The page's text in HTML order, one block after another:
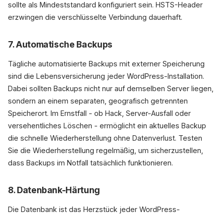
sollte als Mindeststandard konfiguriert sein. HSTS-Header
erzwingen die verschlüsselte Verbindung dauerhaft.
7. Automatische Backups
Tägliche automatisierte Backups mit externer Speicherung
sind die Lebensversicherung jeder WordPress-Installation.
Dabei sollten Backups nicht nur auf demselben Server liegen,
sondern an einem separaten, geografisch getrennten
Speicherort. Im Ernstfall - ob Hack, Server-Ausfall oder
versehentliches Löschen - ermöglicht ein aktuelles Backup
die schnelle Wiederherstellung ohne Datenverlust. Testen
Sie die Wiederherstellung regelmäßig, um sicherzustellen,
dass Backups im Notfall tatsächlich funktionieren.
8. Datenbank-Härtung
Die Datenbank ist das Herzstück jeder WordPress-